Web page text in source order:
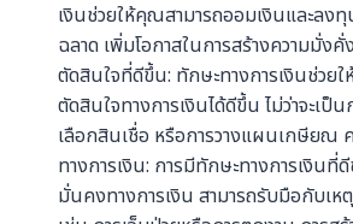
เงินช่วยให้คุณสามารถออมเงินและลง
ฉลาด เพิ่มโอกาสในการสร้างความมั่งคั่
ตัดสินใจที่ดีขึ้น: ทักษะทางการเงินช่วย
ตัดสินใจทางการเงินได้ดีขึ้น ไม่ว่าจะเป็
เลือกสินเชื่อ หรือการวางแผนเกษียณ
ทางการเงิน: การมีทักษะทางการเงิน
มั่นคงทางการเงิน สามารถรับมือกับเ